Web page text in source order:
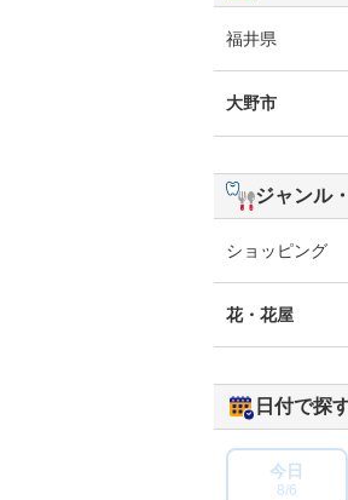
福井県
大野市
ジャンル
ショッピング
花・花屋
日付で探
今日
8/6